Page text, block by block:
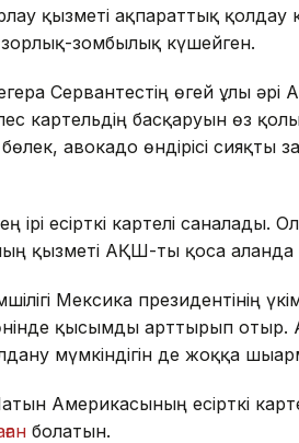
қызметі ақпараттық қолдау
зомбылық күшейген.
Сервантестің өгей ұлы
картельдің басқаруын өз
авокадо өндірісі сияқты
ірі есірткі картелі саналады.
қызметі АҚШ-ты қоса алғанда
Мексика президентінің
қысымды арттырып отыр.
мүмкіндігін де жоққа
Америкасының есірткі
болатын.